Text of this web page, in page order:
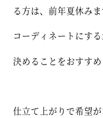
る方は、前年夏休み
コーディネートにす
決めることをおすすめ
仕立て上がりで希望